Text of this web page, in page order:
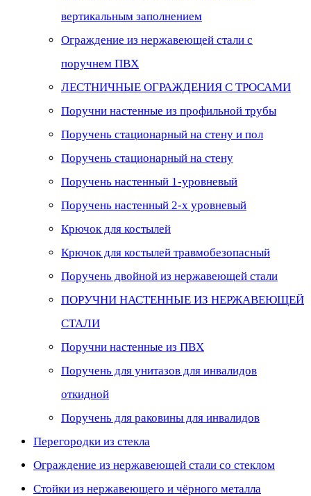
вертикальным заполнением
Ограждение из нержавеющей стали с
поручнем ПВХ
ЛЕСТНИЧНЫЕ ОГРАЖДЕНИЯ С ТРОСАМИ
Поручни настенные из профильной трубы
Поручень стационарный на стену и пол
Поручень стационарный на стену
Поручень настенный 1-уровневый
Поручень настенный 2-х уровневый
Крючок для костылей
Крючок для костылей травмобезопасный
Поручень двойной из нержавеющей стали
ПОРУЧНИ НАСТЕННЫЕ ИЗ НЕРЖАВЕЮЩЕЙ
СТАЛИ
Поручни настенные из ПВХ
Поручень для унитазов для инвалидов
откидной
Поручень для раковины для инвалидов
Перегородки из стекла
Ограждение из нержавеющей стали со стеклом
Стойки из нержавеющего и чёрного металла